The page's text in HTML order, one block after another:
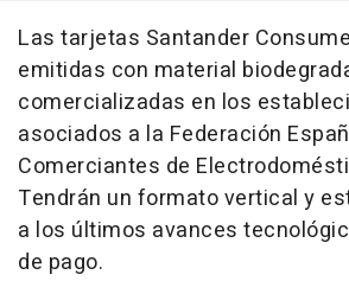
Las tarjetas Santander
emitidas con material
comercializadas en los
asociados a la Federación
Comerciantes de
Tendrán un formato vertical y
a los últimos avances
de pago.